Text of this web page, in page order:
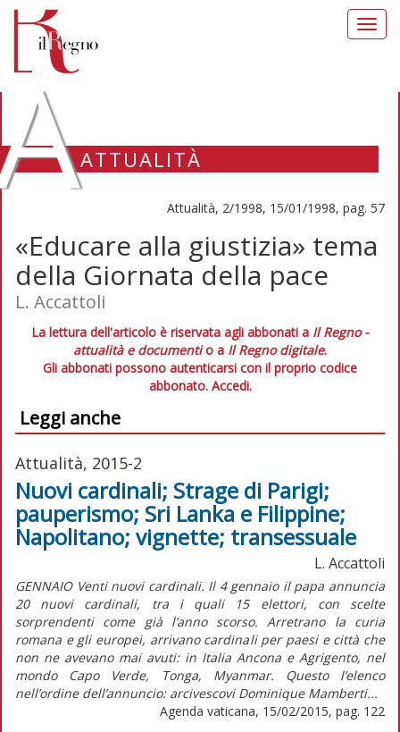
ATTUALITÀ
Attualità, 2/1998, 15/01/1998, pag. 57
«Educare alla giustizia» tema
della Giornata della pace
L. Accattoli
La lettura dell'articolo è riservata agli abbonati a Il Regno -
attualità e documentio a Il Regno digitale.
Gli abbonati possono autenticarsi con il proprio codice
abbonato. Accedi.
Leggi anche
Attualità, 2015-2
Nuovi cardinali; Strage di Parigi;
pauperismo; Sri Lanka e Filippine;
Napolitano; vignette; transessuale
L. Accattoli
GENNAIO Venti nuovi cardinali. Il 4 gennaio il papa annuncia
20 nuovi cardinali, tra i quali 15 elettori, con scelte
sorprendenti come già l’anno scorso. Arretrano la curia
romana e gli europei, arrivano cardinali per paesi e città che
non ne avevano mai avuti: in Italia Ancona e Agrigento, nel
mondo Capo Verde, Tonga, Myanmar. Questo l’elenco
nell’ordine dell’annuncio: arcivescovi Dominique Mamberti...
Agenda vaticana, 15/02/2015, pag. 122